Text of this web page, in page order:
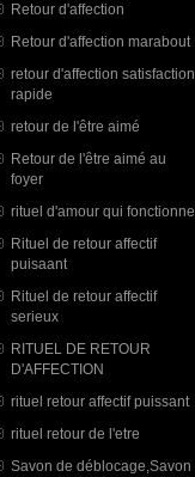
Retour d'affection
Retour d'affection marabout
retour d'affection satisfaction
rapide
retour de l'être aimé
Retour de l'être aimé au
foyer
rituel d'amour qui fonctionne
Rituel de retour affectif
puisaant
Rituel de retour affectif
serieux
RITUEL DE RETOUR
D'AFFECTION
rituel retour affectif puissant
rituel retour de l'etre
Savon de déblocage,Savon